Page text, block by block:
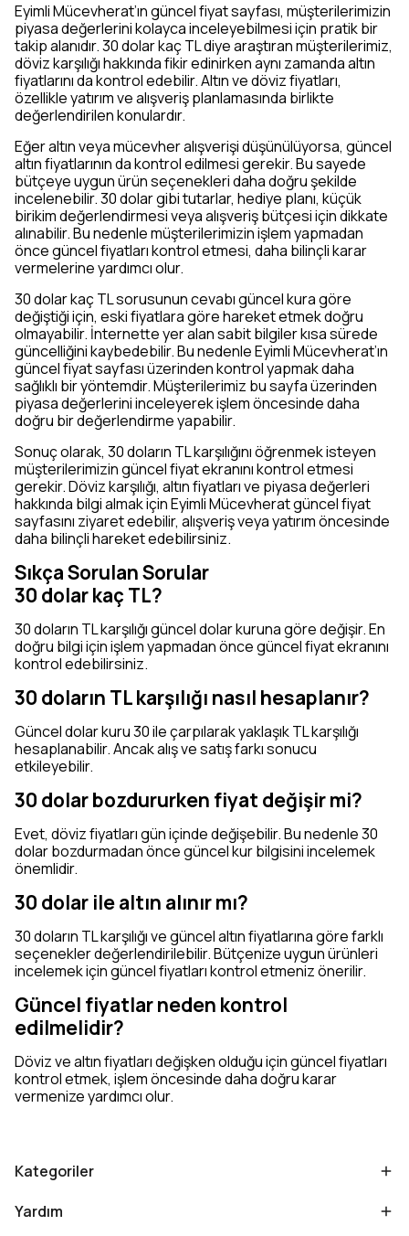
Eyimli Mücevherat’ın güncel fiyat sayfası, müşterilerimizin
piyasa değerlerini kolayca inceleyebilmesi için pratik bir
takip alanıdır. 30 dolar kaç TL diye araştıran müşterilerimiz,
döviz karşılığı hakkında fikir edinirken aynı zamanda altın
fiyatlarını da kontrol edebilir. Altın ve döviz fiyatları,
özellikle yatırım ve alışveriş planlamasında birlikte
değerlendirilen konulardır.
Eğer altın veya mücevher alışverişi düşünülüyorsa, güncel
altın fiyatlarının da kontrol edilmesi gerekir. Bu sayede
bütçeye uygun ürün seçenekleri daha doğru şekilde
incelenebilir. 30 dolar gibi tutarlar, hediye planı, küçük
birikim değerlendirmesi veya alışveriş bütçesi için dikkate
alınabilir. Bu nedenle müşterilerimizin işlem yapmadan
önce güncel fiyatları kontrol etmesi, daha bilinçli karar
vermelerine yardımcı olur.
30 dolar kaç TL sorusunun cevabı güncel kura göre
değiştiği için, eski fiyatlara göre hareket etmek doğru
olmayabilir. İnternette yer alan sabit bilgiler kısa sürede
güncelliğini kaybedebilir. Bu nedenle Eyimli Mücevherat’ın
güncel fiyat sayfası üzerinden kontrol yapmak daha
sağlıklı bir yöntemdir. Müşterilerimiz bu sayfa üzerinden
piyasa değerlerini inceleyerek işlem öncesinde daha
doğru bir değerlendirme yapabilir.
Sonuç olarak, 30 doların TL karşılığını öğrenmek isteyen
müşterilerimizin güncel fiyat ekranını kontrol etmesi
gerekir. Döviz karşılığı, altın fiyatları ve piyasa değerleri
hakkında bilgi almak için Eyimli Mücevherat güncel fiyat
sayfasını ziyaret edebilir, alışveriş veya yatırım öncesinde
daha bilinçli hareket edebilirsiniz.
Sıkça Sorulan Sorular
30 dolar kaç TL?
30 doların TL karşılığı güncel dolar kuruna göre değişir. En
doğru bilgi için işlem yapmadan önce güncel fiyat ekranını
kontrol edebilirsiniz.
30 doların TL karşılığı nasıl hesaplanır?
Güncel dolar kuru 30 ile çarpılarak yaklaşık TL karşılığı
hesaplanabilir. Ancak alış ve satış farkı sonucu
etkileyebilir.
30 dolar bozdururken fiyat değişir mi?
Evet, döviz fiyatları gün içinde değişebilir. Bu nedenle 30
dolar bozdurmadan önce güncel kur bilgisini incelemek
önemlidir.
30 dolar ile altın alınır mı?
30 doların TL karşılığı ve güncel altın fiyatlarına göre farklı
seçenekler değerlendirilebilir. Bütçenize uygun ürünleri
incelemek için güncel fiyatları kontrol etmeniz önerilir.
Güncel fiyatlar neden kontrol
edilmelidir?
Döviz ve altın fiyatları değişken olduğu için güncel fiyatları
kontrol etmek, işlem öncesinde daha doğru karar
vermenize yardımcı olur.
Kategoriler
Yardım